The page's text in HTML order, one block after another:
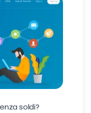
soldi?